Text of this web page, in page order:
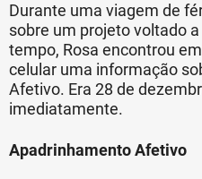
Durante uma viagem de
sobre um projeto voltado
tempo, Rosa encontrou
celular uma informação
Afetivo. Era 28 de
imediatamente.
Apadrinhamento Afetivo